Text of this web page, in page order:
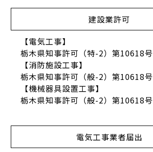
建設業許可
【電気工事】
栃木県知事許可（特-2）第10618号
【消防施設工事】
栃木県知事許可（般-2）第10618号
【機械器具設置工事】
栃木県知事許可（般-2）第10618号
電気工事業者届出